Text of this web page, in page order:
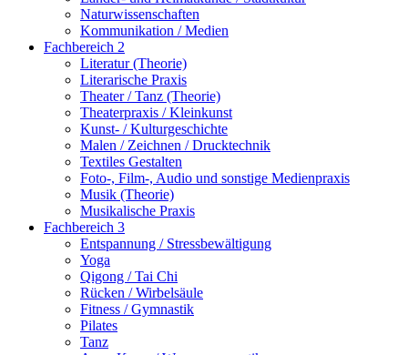
Naturwissenschaften
Kommunikation / Medien
Fachbereich 2
Literatur (Theorie)
Literarische Praxis
Theater / Tanz (Theorie)
Theaterpraxis / Kleinkunst
Kunst- / Kulturgeschichte
Malen / Zeichnen / Drucktechnik
Textiles Gestalten
Foto-, Film-, Audio und sonstige Medienpraxis
Musik (Theorie)
Musikalische Praxis
Fachbereich 3
Entspannung / Stressbewältigung
Yoga
Qigong / Tai Chi
Rücken / Wirbelsäule
Fitness / Gymnastik
Pilates
Tanz